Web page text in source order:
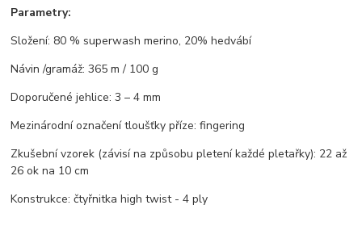
Parametry:
Složení: 80 % superwash merino, 20% hedvábí
Návin /gramáž: 365 m / 100 g
Doporučené jehlice: 3 – 4 mm
Mezinárodní označení tloušťky příze: fingering
Zkušební vzorek (závisí na způsobu pletení každé pletařky): 22 až
26 ok na 10 cm
Konstrukce: čtyřnitka high twist - 4 ply